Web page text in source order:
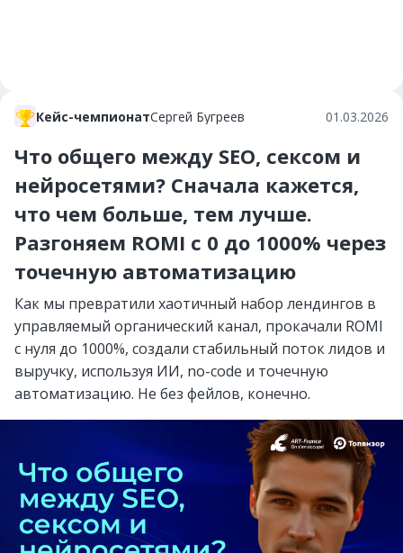
Кейс-чемпионатСергей Бугреев 01.03.2026
Что общего между SEO, сексом и
нейросетями? Сначала кажется,
что чем больше, тем лучше.
Разгоняем ROMI c 0 до 1000% через
точечную автоматизацию
Как мы превратили хаотичный набор лендингов в
управляемый органический канал, прокачали ROMI
с нуля до 1000%, создали стабильный поток лидов и
выручку, используя ИИ, no-code и точечную
автоматизацию. Не без фейлов, конечно.